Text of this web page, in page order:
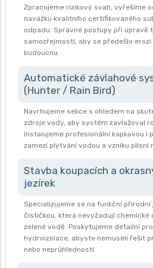
Zpracujeme rizikový svah, vyřešíme
navážku kvalitního certifikovaného
odpadu. Správné postupy při úpravě
samozřejmostí, aby se předešlo
budoucnu.
Automatické závlahové
(Hunter / Rain Bird)
Navrhujeme sekce s ohledem na
zdroje vody, aby systém zavlažoval
Instalujeme profesionální kapkovou i
zamezí plýtvání vodou a vzniku plísní
Stavba koupacích a
jezírek
Specializujeme se na funkční přírodní
čističkou, která nevyžadují chemické
zelené vodě. Poskytujeme detailní
hydroizolace, abyste nemuseli řešit
nebo neprůhledností.